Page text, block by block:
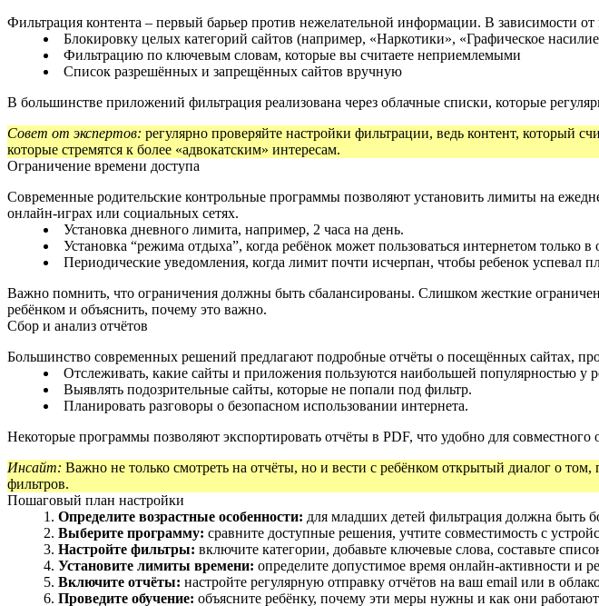
Фильтрация контента – первый барьер против нежелательной информации. В зависимости
Блокировку целых категорий сайтов (например, «Наркотики», «Графическое
Фильтрацию по ключевым словам, которые вы считаете неприемлемыми
Список разрешённых и запрещённых сайтов вручную
В большинстве приложений фильтрация реализована через облачные списки, которые
Совет от экспертов: регулярно проверяйте настройки фильтрации, ведь контент, который
которые стремятся к более «адвокатским» интересам.
Ограничение времени доступа
Современные родительские контрольные программы позволяют установить лимиты на
онлайн‑играх или социальных сетях.
Установка дневного лимита, например, 2 часа на день.
Установка “режима отдыха”, когда ребёнок может пользоваться интернетом только
Периодические уведомления, когда лимит почти исчерпан, чтобы ребенок успевал
Важно помнить, что ограничения должны быть сбалансированы. Слишком жесткие
ребёнком и объяснить, почему это важно.
Сбор и анализ отчётов
Большинство современных решений предлагают подробные отчёты о посещённых сайтах,
Отслеживать, какие сайты и приложения пользуются наибольшей популярностью у
Выявлять подозрительные сайты, которые не попали под фильтр.
Планировать разговоры о безопасном использовании интернета.
Некоторые программы позволяют экспортировать отчёты в PDF, что удобно для совместного
Инсайт: Важно не только смотреть на отчёты, но и вести с ребёнком открытый диалог о
фильтров.
Пошаговый план настройки
Определите возрастные особенности: для младших детей фильтрация должна быть
Выберите программу: сравните доступные решения, учтите совместимость с
Настройте фильтры: включите категории, добавьте ключевые слова, составьте
Установите лимиты времени: определите допустимое время онлайн‑активности и
Включите отчёты: настройте регулярную отправку отчётов на ваш email или в
Проведите обучение: объясните ребёнку, почему эти меры нужны и как они